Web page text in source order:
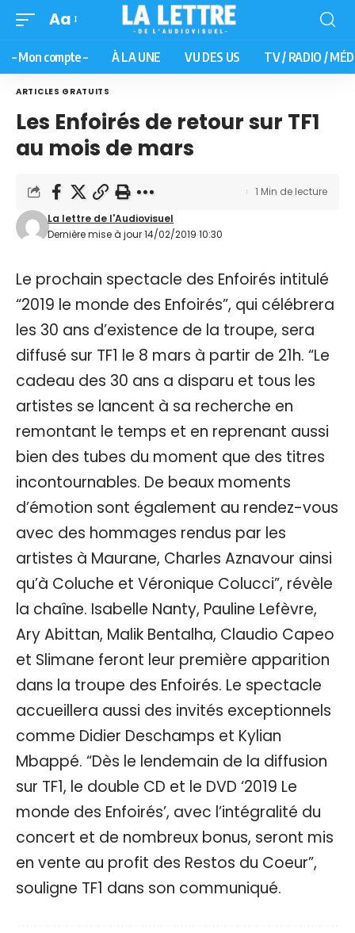
Aa
– Mon compte – À LA UNE VU DES US TV / RADIO /
ARTICLES GRATUITS
Les Enfoirés de retour sur TF1
au mois de mars
Dernière mise à jour 14/02/2019 10:30
La lettre de l'Audiovisuel
1 Min de lecture
Le prochain spectacle des Enfoirés intitulé
“2019 le monde des Enfoirés”, qui célébrera
les 30 ans d’existence de la troupe, sera
diffusé sur TF1 le 8 mars à partir de 21h. “Le
cadeau des 30 ans a disparu et tous les
artistes se lancent à sa recherche en
remontant le temps et en reprenant aussi
bien des tubes du moment que des titres
incontournables. De beaux moments
d’émotion sont également au rendez-vous
avec des hommages rendus par les
artistes à Maurane, Charles Aznavour ainsi
qu’à Coluche et Véronique Colucci”, révèle
la chaîne. Isabelle Nanty, Pauline Lefèvre,
Ary Abittan, Malik Bentalha, Claudio Capeo
et Slimane feront leur première apparition
dans la troupe des Enfoirés. Le spectacle
accueillera aussi des invités exceptionnels
comme Didier Deschamps et Kylian
Mbappé. “Dès le lendemain de la diffusion
sur TF1, le double CD et le DVD ‘2019 Le
monde des Enfoirés’, avec l’intégralité du
concert et de nombreux bonus, seront mis
en vente au profit des Restos du Coeur”,
souligne TF1 dans son communiqué.